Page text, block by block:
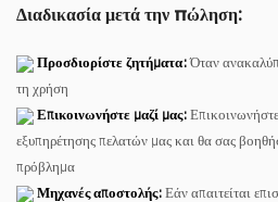
Διαδικασία μετά την πώληση:
Προσδιορίστε ζητήματα:Όταν
τη χρήση
Επικοινωνήστε μαζί μας:
εξυπηρέτησης πελατών μας και θα σας
πρόβλημα
Μηχανές αποστολής: Εάν απαιτείται